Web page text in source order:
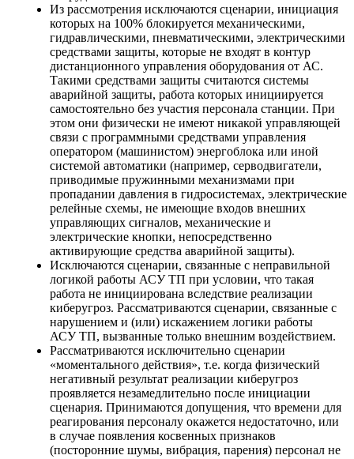
Из рассмотрения исключаются сценарии, инициация
которых на 100% блокируется механическими,
гидравлическими, пневматическими, электрическими
средствами защиты, которые не входят в контур
дистанционного управления оборудования от АС.
Такими средствами защиты считаются системы
аварийной защиты, работа которых инициируется
самостоятельно без участия персонала станции. При
этом они физически не имеют никакой управляющей
связи с программными средствами управления
оператором (машинистом) энергоблока или иной
системой автоматики (например, серводвигатели,
приводимые пружинными механизмами при
пропадании давления в гидросистемах, электрические
релейные схемы, не имеющие входов внешних
управляющих сигналов, механические и
электрические кнопки, непосредственно
активирующие средства аварийной защиты).
Исключаются сценарии, связанные с неправильной
логикой работы АСУ ТП при условии, что такая
работа не инициирована вследствие реализации
киберугроз. Рассматриваются сценарии, связанные с
нарушением и (или) искажением логики работы
АСУ ТП, вызванные только внешним воздействием.
Рассматриваются исключительно сценарии
«моментального действия», т.е. когда физический
негативный результат реализации киберугроз
проявляется незамедлительно после инициации
сценария. Принимаются допущения, что времени для
реагирования персоналу окажется недостаточно, или
в случае появления косвенных признаков
(посторонние шумы, вибрация, парения) персонал не